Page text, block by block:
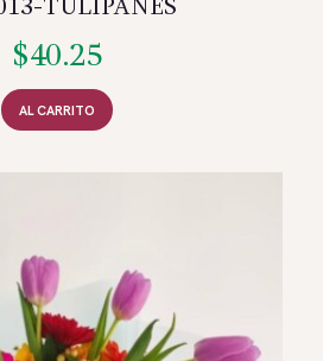
TULIPANES
$40.25
AL CARRITO